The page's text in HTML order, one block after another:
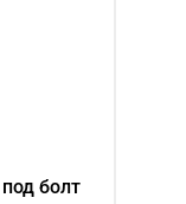
болт